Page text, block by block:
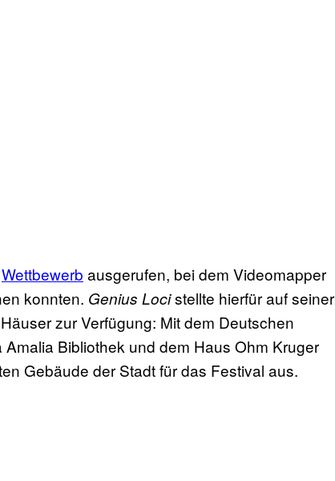
Wettbewerb ausgerufen, bei dem Videomapper
konnten. Genius Locistellte hierfür auf seiner
zur Verfügung: Mit dem Deutschen
Bibliothek und dem Haus Ohm Kruger
Gebäude der Stadt für das Festival aus.